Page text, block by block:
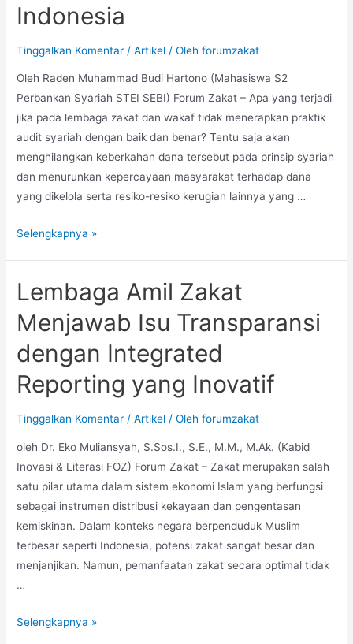
Indonesia
Tinggalkan Komentar /Artikel / Olehforumzakat
Oleh Raden Muhammad Budi Hartono (Mahasiswa S2
Perbankan Syariah STEI SEBI) Forum Zakat – Apa yang terjadi
jika pada lembaga zakat dan wakaf tidak menerapkan praktik
audit syariah dengan baik dan benar? Tentu saja akan
menghilangkan keberkahan dana tersebut pada prinsip syariah
dan menurunkan kepercayaan masyarakat terhadap dana
yang dikelola serta resiko-resiko kerugian lainnya yang …
Selengkapnya »
Lembaga Amil Zakat
Menjawab Isu Transparansi
dengan Integrated
Reporting yang Inovatif
Tinggalkan Komentar /Artikel / Olehforumzakat
oleh Dr. Eko Muliansyah, S.Sos.I., S.E., M.M., M.Ak. (Kabid
Inovasi & Literasi FOZ) Forum Zakat – Zakat merupakan salah
satu pilar utama dalam sistem ekonomi Islam yang berfungsi
sebagai instrumen distribusi kekayaan dan pengentasan
kemiskinan. Dalam konteks negara berpenduduk Muslim
terbesar seperti Indonesia, potensi zakat sangat besar dan
menjanjikan. Namun, pemanfaatan zakat secara optimal tidak
…
Selengkapnya »